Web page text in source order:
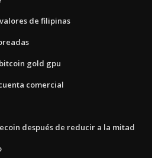
de filipinas
gold gpu
comercial
después de reducir a la mitad